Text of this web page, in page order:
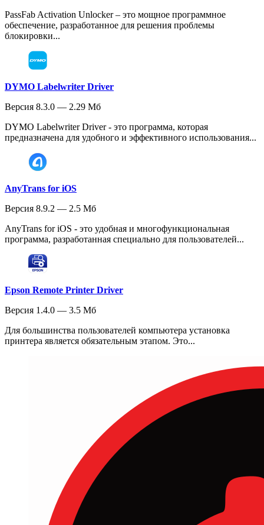
PassFab Activation Unlocker – это мощное программное
обеспечение, разработанное для решения проблемы
блокировки...
DYMO Labelwriter Driver
Версия 8.3.0 — 2.29 Мб
DYMO Labelwriter Driver - это программа, которая
предназначена для удобного и эффективного использования...
AnyTrans for iOS
Версия 8.9.2 — 2.5 Мб
AnyTrans for iOS - это удобная и многофункциональная
программа, разработанная специально для пользователей...
Epson Remote Printer Driver
Версия 1.4.0 — 3.5 Мб
Для большинства пользователей компьютера установка
принтера является обязательным этапом. Это...